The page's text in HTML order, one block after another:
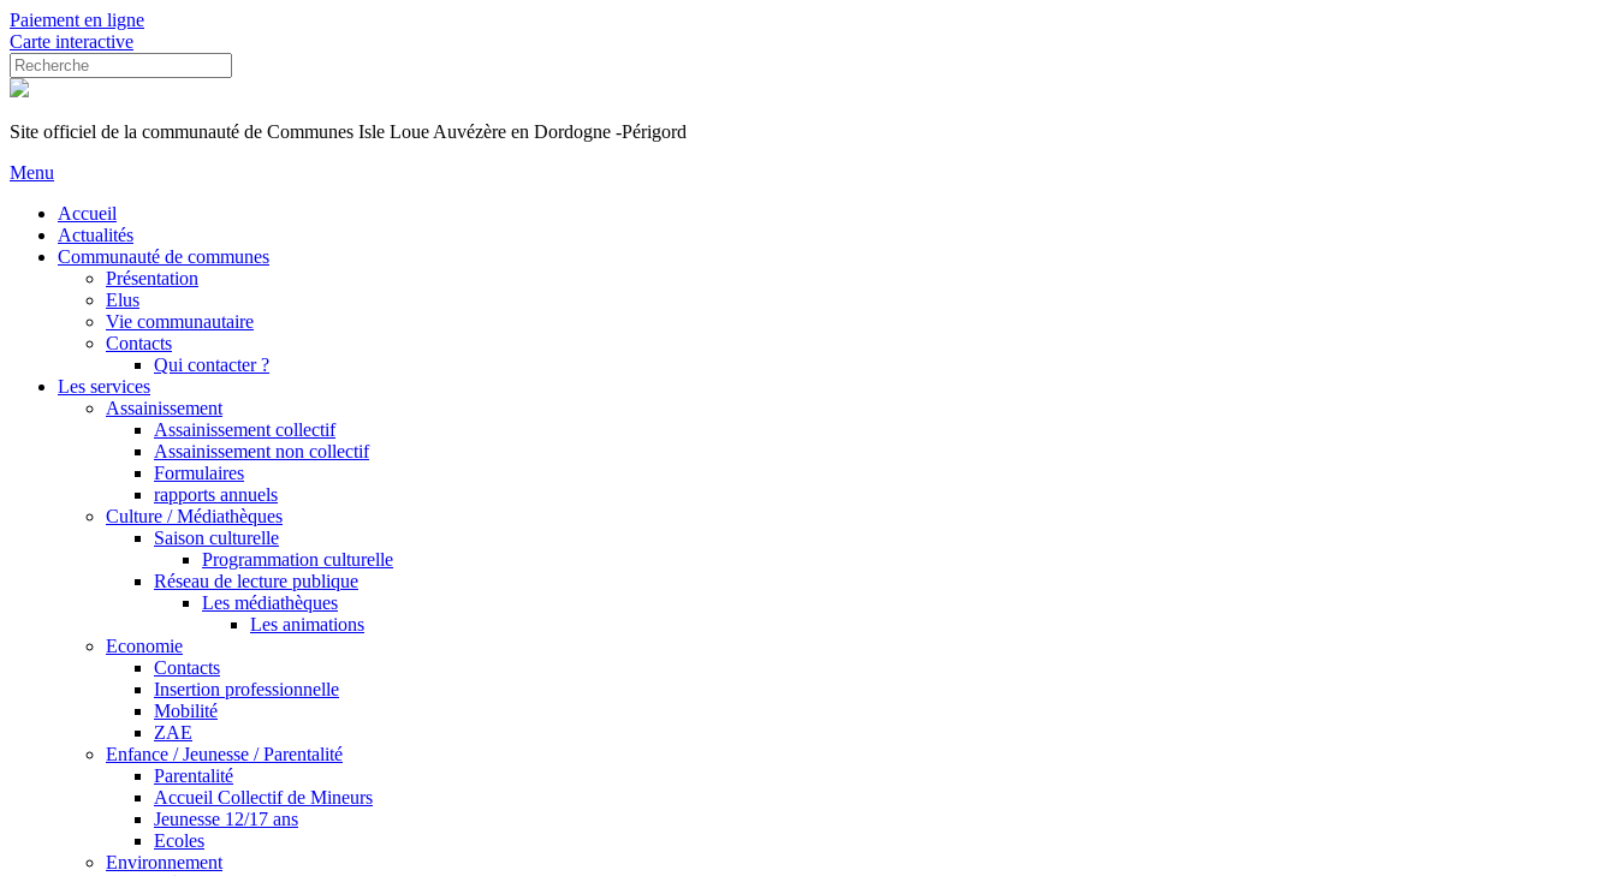
Paiement en ligne
Carte interactive
Site officiel de la communauté de Communes Isle Loue Auvézère en Dordogne -Périgord
Menu
Accueil
Actualités
Communauté de communes
Présentation
Elus
Vie communautaire
Contacts
Qui contacter ?
Les services
Assainissement
Assainissement collectif
Assainissement non collectif
Formulaires
rapports annuels
Culture / Médiathèques
Saison culturelle
Programmation culturelle
Réseau de lecture publique
Les médiathèques
Les animations
Economie
Contacts
Insertion professionnelle
Mobilité
ZAE
Enfance / Jeunesse / Parentalité
Parentalité
Accueil Collectif de Mineurs
Jeunesse 12/17 ans
Ecoles
Environnement